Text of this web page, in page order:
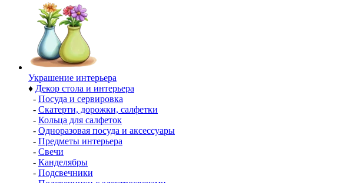
Украшение интерьера
♦ Декор стола и интерьера
- Посуда и сервировка
- Скатерти, дорожки, салфетки
- Кольца для салфеток
- Одноразовая посуда и аксессуары
- Предметы интерьера
- Свечи
- Канделябры
- Подсвечники